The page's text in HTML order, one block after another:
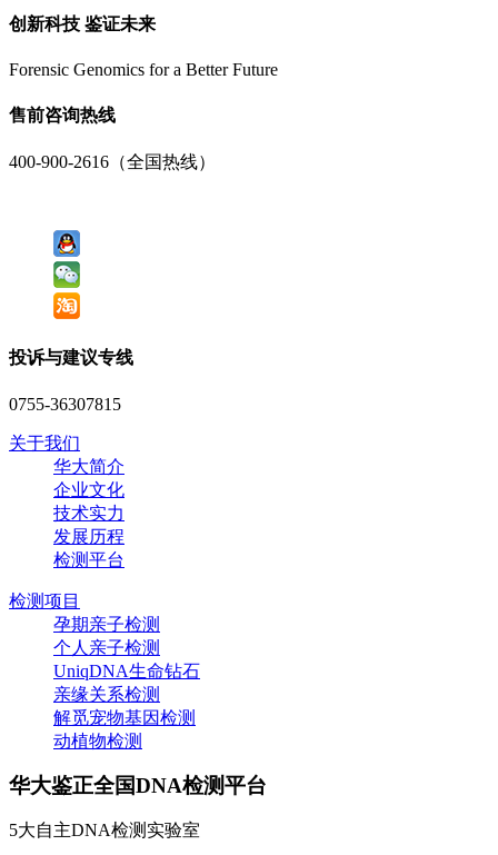
创新科技 鉴证未来
Forensic Genomics for a Better Future
售前咨询热线
400-900-2616（全国热线）
投诉与建议专线
0755-36307815
关于我们
华大简介
企业文化
技术实力
发展历程
检测平台
检测项目
孕期亲子检测
个人亲子检测
UniqDNA生命钻石
亲缘关系检测
解觅宠物基因检测
动植物检测
华大鉴正全国DNA检测平台
5大自主DNA检测实验室